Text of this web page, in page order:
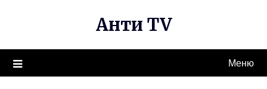
Анти TV
Меню